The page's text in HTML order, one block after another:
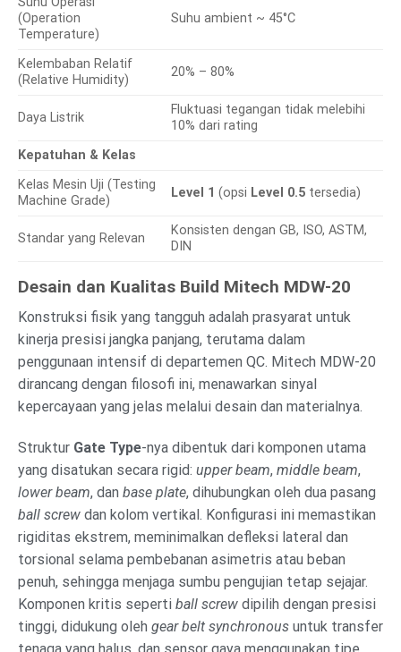
(Operation
Temperature)
Suhu ambient ~ 45°C
Kelembaban Relatif
(Relative Humidity)
20% – 80%
Daya Listrik
Fluktuasi tegangan tidak melebihi
10% dari rating
Kepatuhan & Kelas
Kelas Mesin Uji (Testing
Machine Grade)
Level 1 (opsi Level 0.5 tersedia)
Standar yang Relevan
Konsisten dengan GB, ISO, ASTM,
DIN
Desain dan Kualitas Build Mitech MDW-20
Konstruksi fisik yang tangguh adalah prasyarat untuk
kinerja presisi jangka panjang, terutama dalam
penggunaan intensif di departemen QC. Mitech MDW-20
dirancang dengan filosofi ini, menawarkan sinyal
kepercayaan yang jelas melalui desain dan materialnya.
Struktur Gate Type-nya dibentuk dari komponen utama
yang disatukan secara rigid: upper beam, middle beam,
lower beam, dan base plate, dihubungkan oleh dua pasang
ball screw dan kolom vertikal. Konfigurasi ini memastikan
rigiditas ekstrem, meminimalkan defleksi lateral dan
torsional selama pembebanan asimetris atau beban
penuh, sehingga menjaga sumbu pengujian tetap sejajar.
Komponen kritis seperti ball screw dipilih dengan presisi
tinggi, didukung oleh gear belt synchronous untuk transfer